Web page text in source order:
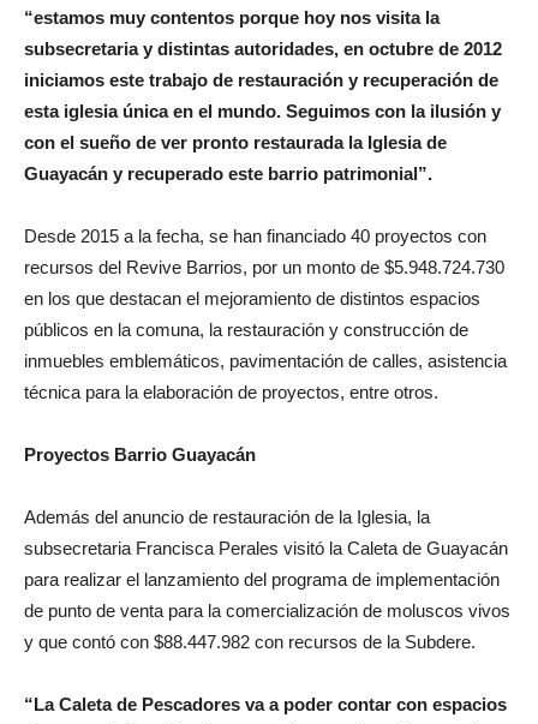
“estamos muy contentos porque hoy nos visita la
subsecretaria y distintas autoridades, en octubre de 2012
iniciamos este trabajo de restauración y recuperación de
esta iglesia única en el mundo. Seguimos con la ilusión y
con el sueño de ver pronto restaurada la Iglesia de
Guayacán y recuperado este barrio patrimonial”.
Desde 2015 a la fecha, se han financiado 40 proyectos con
recursos del Revive Barrios, por un monto de $5.948.724.730
en los que destacan el mejoramiento de distintos espacios
públicos en la comuna, la restauración y construcción de
inmuebles emblemáticos, pavimentación de calles, asistencia
técnica para la elaboración de proyectos, entre otros.
Proyectos Barrio Guayacán
Además del anuncio de restauración de la Iglesia, la
subsecretaria Francisca Perales visitó la Caleta de Guayacán
para realizar el lanzamiento del programa de implementación
de punto de venta para la comercialización de moluscos vivos
y que contó con $88.447.982 con recursos de la Subdere.
“La Caleta de Pescadores va a poder contar con espacios